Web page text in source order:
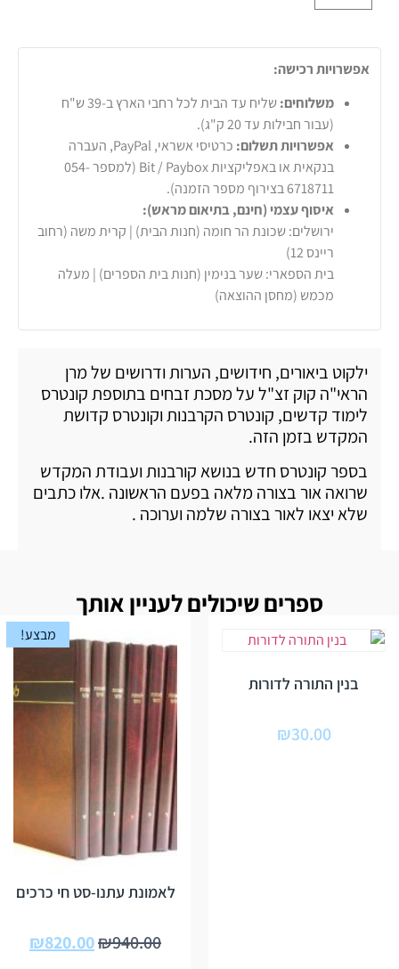
אפשרויות רכישה:
משלוחים:
שליח עד הבית לכל רחבי הארץ ב-39 ש"ח
(עבור חבילות עד 20 ק"ג).
אפשרויות תשלום:
כרטיסי אשראי, PayPal, העברה
בנקאית או באפליקציות Bit / Paybox (למספר 054-
6718711 בצירוף מספר הזמנה).
איסוף עצמי (חינם, בתיאום מראש):
ירושלים: שכונת הר חומה (חנות הבית) | קרית משה (רחוב
ריינס 12)
בית הספארי: שער בנימין (חנות בית הספרים) | מעלה
מכמש (מחסן ההוצאה)
ילקוט ביאורים, חידושים, הערות ודרושים של מרן
הראי"ה קוק זצ"ל על מסכת זבחים בתוספת קונטרס
לימוד קדשים, קונטרס הקרבנות וקונטרס קדושת
המקדש בזמן הזה.
בספר קונטרס חדש בנושא קורבנות ועבודת המקדש
שרואה אור בצורה מלאה בפעם הראשונה .אלו כתבים
שלא יצאו לאור בצורה שלמה וערוכה .
ספרים שיכולים לעניין אותך
בנין התורה לדורות
₪30.00
מבצע!
לאמונת עתנו-סט חי כרכים
₪940.00
₪820.00